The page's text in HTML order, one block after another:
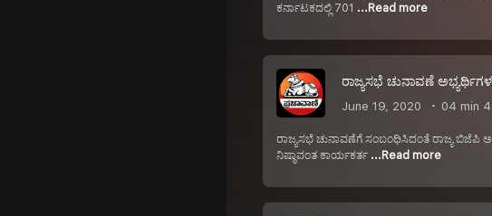
ಕರ್ನಾಟಕದಲ್ಲಿ 701 ...Read more
ರಾಜ್ಯಸಭೆ ಚುನಾವಣೆ
June 19, 2020 04 min
ರಾಜ್ಯಸಭೆ ಚುನಾವಣೆಗೆ ಸಂಬಂಧಿಸಿದಂತೆ ರಾಜ್ಯ
ನಿಷ್ಠಾವಂತ ಕಾರ್ಯಕರ್ತ ...Read more